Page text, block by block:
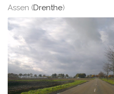
Assen (Drenthe)